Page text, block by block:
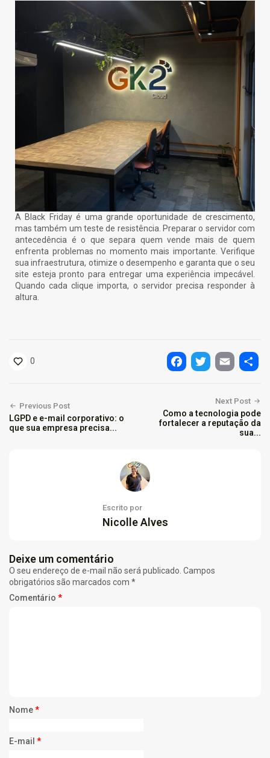
A Black Friday é uma grande oportunidade de crescimento,
mas também um teste de resistência. Preparar o servidor com
antecedência é o que separa quem vende mais de quem
enfrenta problemas no momento mais importante. Verifique
sua infraestrutura, otimize o desempenho e garanta que o seu
site esteja pronto para entregar uma experiência impecável.
Quando cada clique importa, o servidor precisa responder à
altura.
0
Previous Post
LGPD e e-mail corporativo: o
que sua empresa precisa...
Next Post
Como a tecnologia pode
fortalecer a reputação da
sua...
Escrito por
Nicolle Alves
Deixe um comentário
O seu endereço de e-mail não será publicado. Campos
obrigatórios são marcados com *
Comentário *
Nome*
E-mail *